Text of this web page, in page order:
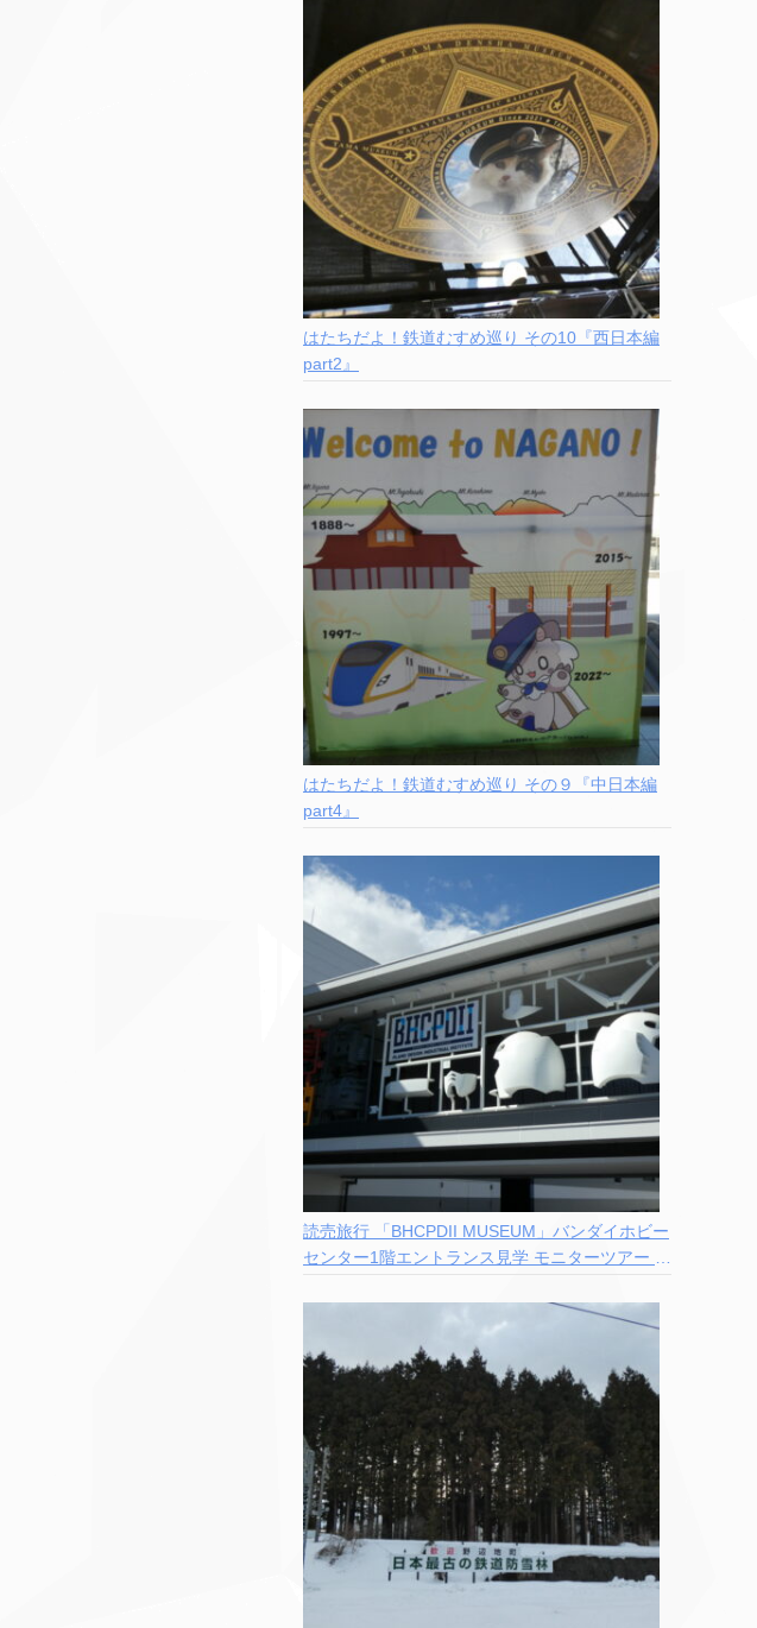
はたちだよ！鉄道むすめ巡り その10『西日本編
part2』
はたちだよ！鉄道むすめ巡り その９『中日本編
part4』
読売旅行 「BHCPDII MUSEUM」バンダイホビー
センター1階エントランス見学 モニターツアー 参